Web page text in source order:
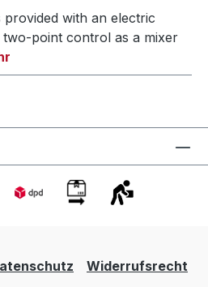
with an electric
point control as a mixer
Widerrufsrecht